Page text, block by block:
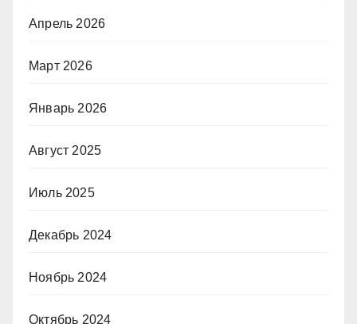
Апрель 2026
Март 2026
Январь 2026
Август 2025
Июль 2025
Декабрь 2024
Ноябрь 2024
Октябрь 2024